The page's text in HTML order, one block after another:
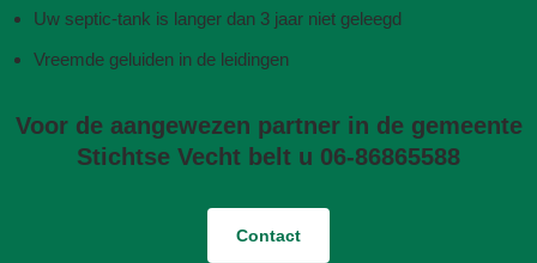
Uw septic-tank is langer dan 3 jaar niet geleegd
Vreemde geluiden in de leidingen
Voor de aangewezen partner in de gemeente
Stichtse Vecht belt u 06-86865588
Contact